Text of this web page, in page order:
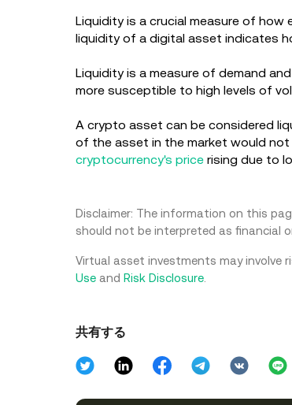
Liquidity is a crucial measure of
liquidity of a digital asset indicates
Liquidity is a measure of demand
more susceptible to high levels of
A crypto asset can be considered
of the asset in the market would
cryptocurrency's price rising due to
Disclaimer: The information on this
should not be interpreted as financial
Virtual asset investments may involve
Use and Risk Disclosure
共有する